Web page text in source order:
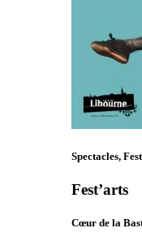
Spectacles,
Fest’arts
Cœur de la